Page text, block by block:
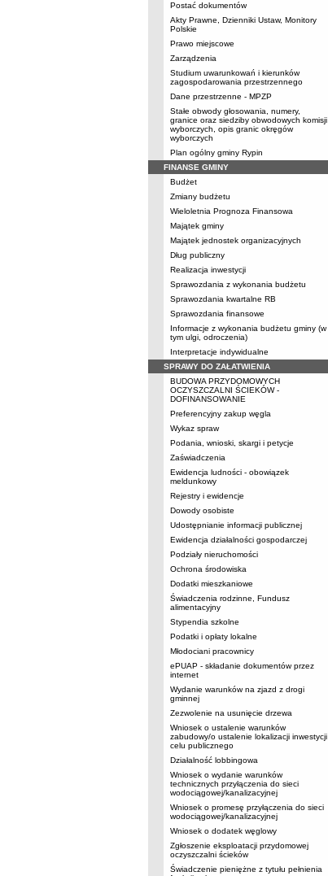
Postać dokumentów
Akty Prawne, Dzienniki Ustaw, Monitory
Polskie
Prawo miejscowe
Zarządzenia
Studium uwarunkowań i kierunków
zagospodarowania przestrzennego
Dane przestrzenne - MPZP
Stałe obwody głosowania, numery,
granice oraz siedziby obwodowych komisji
wyborczych, opis granic okręgów
wyborczych
Plan ogólny gminy Rypin
FINANSE GMINY
Budżet
Zmiany budżetu
Wieloletnia Prognoza Finansowa
Majątek gminy
Majątek jednostek organizacyjnych
Dług publiczny
Realizacja inwestycji
Sprawozdania z wykonania budżetu
Sprawozdania kwartalne RB
Sprawozdania finansowe
Informacje z wykonania budżetu gminy (w
tym ulgi, odroczenia)
Interpretacje indywidualne
SPRAWY DO ZAŁATWIENIA
BUDOWA PRZYDOMOWYCH
OCZYSZCZALNI ŚCIEKÓW -
DOFINANSOWANIE
Preferencyjny zakup węgla
Wykaz spraw
Podania, wnioski, skargi i petycje
Zaświadczenia
Ewidencja ludności - obowiązek
meldunkowy
Rejestry i ewidencje
Dowody osobiste
Udostępnianie informacji publicznej
Ewidencja działalności gospodarczej
Podziały nieruchomości
Ochrona środowiska
Dodatki mieszkaniowe
Świadczenia rodzinne, Fundusz
alimentacyjny
Stypendia szkolne
Podatki i opłaty lokalne
Młodociani pracownicy
ePUAP - składanie dokumentów przez
internet
Wydanie warunków na zjazd z drogi
gminnej
Zezwolenie na usunięcie drzewa
Wniosek o ustalenie warunków
zabudowy/o ustalenie lokalizacji inwestycji
celu publicznego
Działalność lobbingowa
Wniosek o wydanie warunków
technicznych przyłączenia do sieci
wodociągowej/kanalizacyjnej
Wniosek o promesę przyłączenia do sieci
wodociągowej/kanalizacyjnej
Wniosek o dodatek węglowy
Zgłoszenie eksploatacji przydomowej
oczyszczalni ścieków
Świadczenie pieniężne z tytułu pełnienia